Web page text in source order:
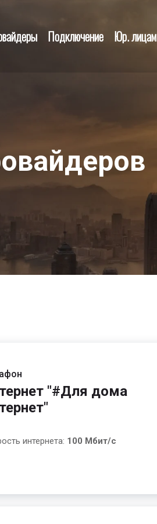
Подключение Юр. лицам
"#Для дома
интернета: 100 Мбит/с